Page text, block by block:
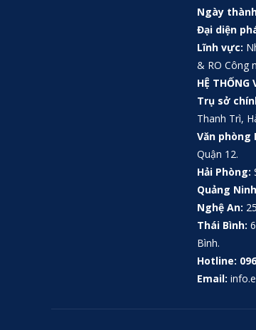
Ngày
Đại diện
Lĩnh vực:
& RO Công
HỆ THỐNG
Trụ sở
Thanh Trì,
Văn phòng
Quận 12.
Hải Phòng:
Quảng
Nghệ An:
Thái Bình:
Bình.
Hotline:
Email: